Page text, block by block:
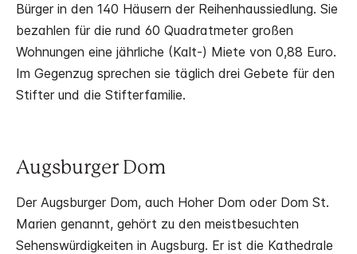
Bürger in den 140 Häusern der Reihenhaussiedlung. Sie
bezahlen für die rund 60 Quadratmeter großen
Wohnungen eine jährliche (Kalt-) Miete von 0,88 Euro.
Im Gegenzug sprechen sie täglich drei Gebete für den
Stifter und die Stifterfamilie.
Augsburger Dom
Der Augsburger Dom, auch Hoher Dom oder Dom St.
Marien genannt, gehört zu den meistbesuchten
Sehenswürdigkeiten in Augsburg. Er ist die Kathedrale